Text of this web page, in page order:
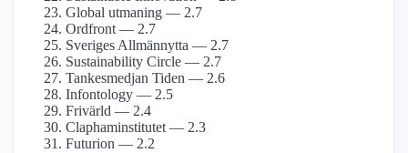
Global utmaning — 2.7
Ordfront — 2.7
Sveriges Allmännytta — 2.7
Sustainability Circle — 2.7
Tankesmedjan Tiden — 2.6
Infontology — 2.5
Frivärld — 2.4
Clapham­institutet — 2.3
Futurion — 2.2